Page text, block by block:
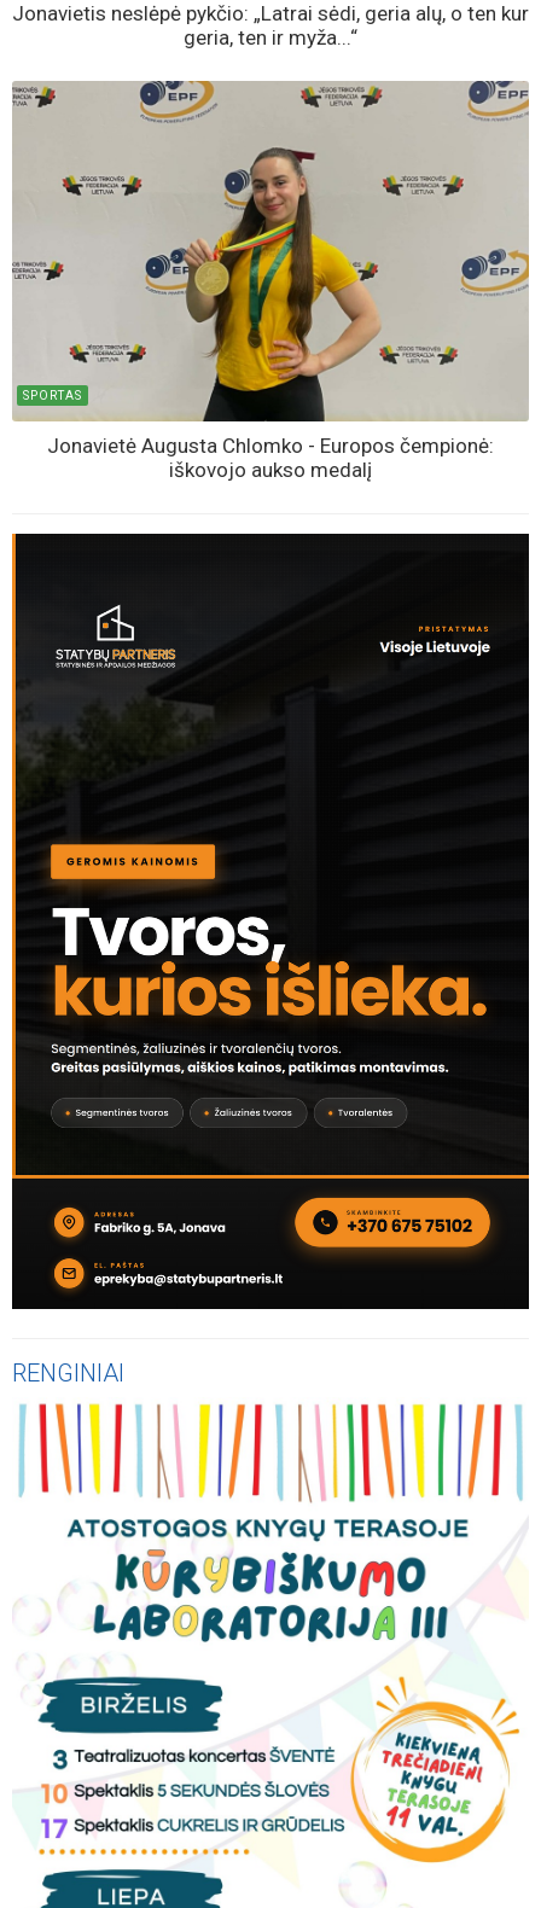
Jonavietis neslėpė pykčio: „Latrai sėdi, geria alų, o ten kur
geria, ten ir myža...“
SPORTAS
Jonavietė Augusta Chlomko - Europos čempionė:
iškovojo aukso medalį
RENGINIAI